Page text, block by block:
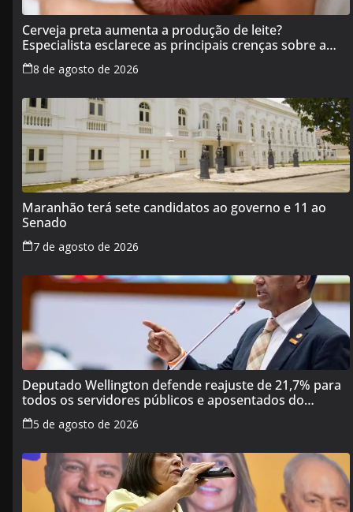
Cerveja preta aumenta a produção de leite?
Especialista esclarece as principais crenças sobre a
alimentação durante a amamentação
8 de agosto de 2026
Maranhão terá sete candidatos ao governo e 11 ao
Senado
7 de agosto de 2026
Deputado Wellington defende reajuste de 21,7% para
todos os servidores públicos e aposentados do
Maranhão
5 de agosto de 2026